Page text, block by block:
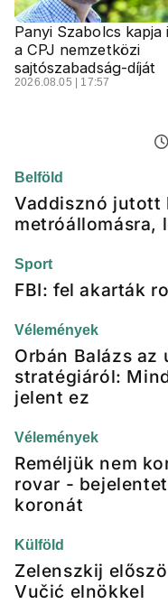
Panyi Szabolcs kapja
a CPJ nemzetközi
sajtószabadság-díját
2026.08.05 | 17:57
Belföld
Vaddisznó jutott
metróállomásra,
Sport
FBI: fel akarták
Vélemények
Orbán Balázs az
stratégiáról:
jelent ez
Vélemények
Reméljük nem
rovar -
koronát
Külföld
Zelenszkij
Vučić elnökkel